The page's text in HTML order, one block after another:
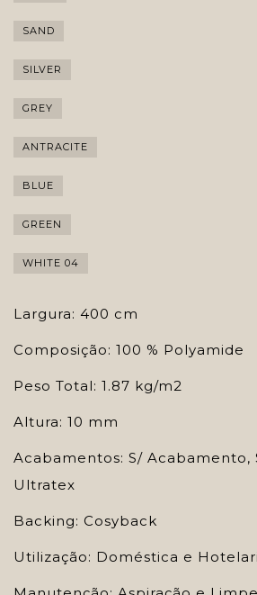
SAND
SILVER
GREY
ANTRACITE
BLUE
GREEN
WHITE 04
Largura: 400 cm
Composição: 100 % Polyamide
Peso Total: 1.87 kg/m2
Altura: 10 mm
Acabamentos: S/ Acabamento,
Ultratex
Backing: Cosyback
Utilização: Doméstica e